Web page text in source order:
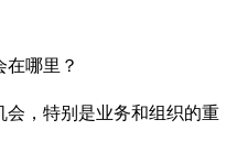
哪里？
，特别是业务和组织的重